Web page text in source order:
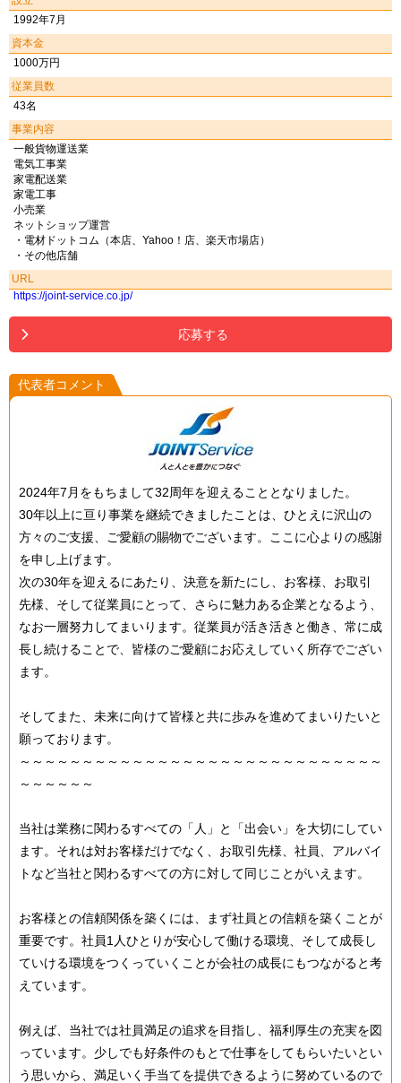
1992年7月
資本金
1000万円
従業員数
43名
事業内容
一般貨物運送業
電気工事業
家電配送業
家電工事
小売業
ネットショップ運営
・電材ドットコム（本店、Yahoo！店、楽天市場店）
・その他店舗
URL
https://joint-service.co.jp/
応募する
代表者コメント
2024年7月をもちまして32周年を迎えることとなりました。
30年以上に亘り事業を継続できましたことは、ひとえに沢山の
方々のご支援、ご愛顧の賜物でございます。ここに心よりの感謝
を申し上げます。
次の30年を迎えるにあたり、決意を新たにし、お客様、お取引
先様、そして従業員にとって、さらに魅力ある企業となるよう、
なお一層努力してまいります。従業員が活き活きと働き、常に成
長し続けることで、皆様のご愛顧にお応えしていく所存でござい
ます。
そしてまた、未来に向けて皆様と共に歩みを進めてまいりたいと
願っております。
～～～～～～～～～～～～～～～～～～～～～～～～～～～～～
～～～～～～
当社は業務に関わるすべての「人」と「出会い」を大切にしてい
ます。それは対お客様だけでなく、お取引先様、社員、アルバイ
トなど当社と関わるすべての方に対して同じことがいえます。
お客様との信頼関係を築くには、まず社員との信頼を築くことが
重要です。社員1人ひとりが安心して働ける環境、そして成長し
ていける環境をつくっていくことが会社の成長にもつながると考
えています。
例えば、当社では社員満足の追求を目指し、福利厚生の充実を図
っています。少しでも好条件のもとで仕事をしてもらいたいとい
う思いから、満足いく手当てを提供できるように努めているので